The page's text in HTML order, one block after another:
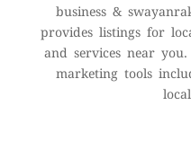
business &
provides listings for
and services near
marketing tools